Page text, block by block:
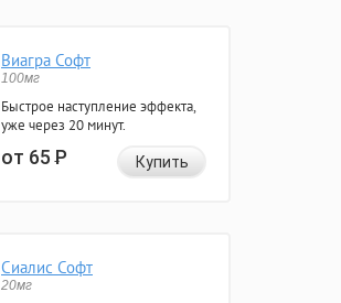
Виагра Софт
100мг
Быстрое наступление эффекта,
уже через 20 минут.
от 65Р Купить
Сиалис Софт
20мг